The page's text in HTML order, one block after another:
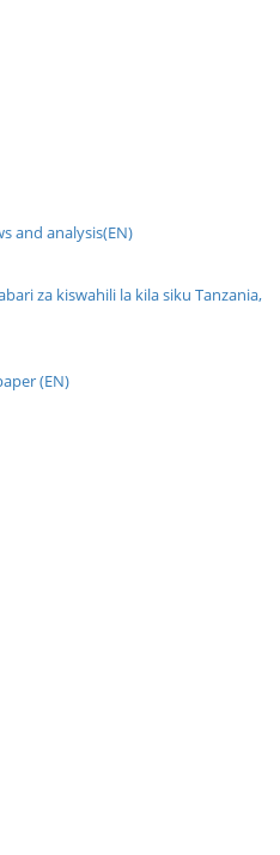
and analysis(EN)
za kiswahili la kila siku Tanzania,
(EN)